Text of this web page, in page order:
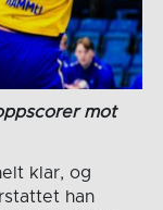
mot
klar, og
han